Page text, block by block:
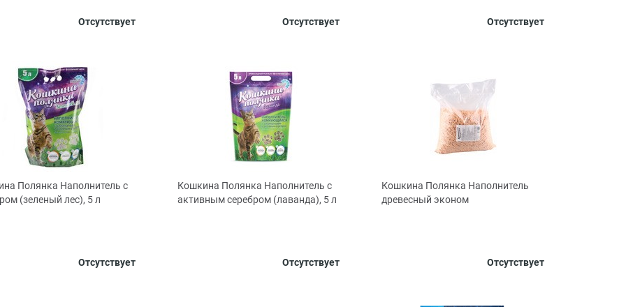
Отсутствует
1.5 25 Отсутствует
7.6 50 Отсутствует
11.4 50
Полянка Наполнитель с
(зеленый лес), 5 л
Отсутствует
Кошкина Полянка Наполнитель с
активным серебром (лаванда), 5 л
Отсутствует
Кошкина Полянка Наполнитель
древесный эконом
Отсутствует
10 20